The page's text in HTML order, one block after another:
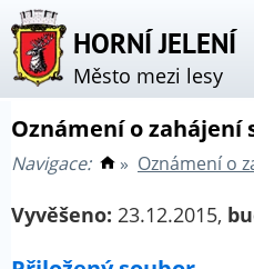
HORNÍ JELENÍ
Město mezi lesy
Oznámení o zahájení
Navigace: » Oznámení o
Vyvěšeno: 23.12.2015,